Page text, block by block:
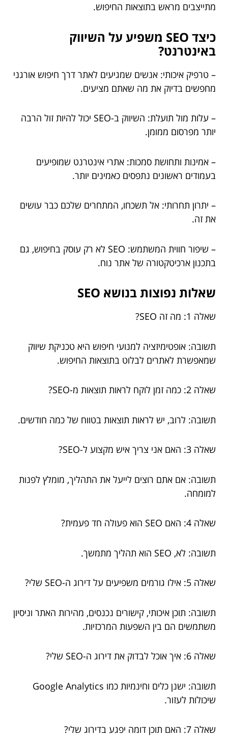
מתייצבים מראש בתוצאות החיפוש.
כיצד SEO משפיע על השיווק
באינטרנט?
– טרפיק איכותי: אנשים שמגיעים לאתר דרך חיפוש אורגני
מחפשים בדיוק את מה שאתם מציעים.
– עלות מול תועלת: השיווק ב-SEO יכול להיות זול הרבה
יותר מפרסום ממומן.
– אמינות ותחושת סמכות: אתרי אינטרנט שמופיעים
בעמודים ראשונים נתפסים כאמינים יותר.
– יתרון תחרותי: אל תשכחו, המתחרים שלכם כבר עושים
את זה.
– שיפור חווית המשתמש: SEO לא רק עוסק בחיפוש, גם
בתכנון ארכיטקטורה של אתר נוח.
שאלות נפוצות בנושא SEO
שאלה 1: מה זה SEO?
תשובה: אופטימיזציה למנועי חיפוש היא טכניקת שיווק
שמאפשרת לאתרים לבלוט בתוצאות החיפוש.
שאלה 2: כמה זמן לוקח לראות תוצאות מ-SEO?
תשובה: לרוב, יש לראות תוצאות בטווח של כמה חודשים.
שאלה 3: האם אני צריך איש מקצוע ל-SEO?
תשובה: אם אתם רוצים לייעל את התהליך, מומלץ לפנות
למומחה.
שאלה 4: האם SEO הוא פעולה חד פעמית?
תשובה: לא, SEO הוא תהליך מתמשך.
שאלה 5: אילו גורמים משפיעים על דירוג ה-SEO שלי?
תשובה: תוכן איכותי, קישורים נכנסים, מהירות האתר וניסיון
משתמשים הם בין השפעות המרכזיות.
שאלה 6: איך אוכל לבדוק את דירוג ה-SEO שלי?
תשובה: ישנן כלים וחינמיות כמו Google Analytics
שיכולות לעזור.
שאלה 7: האם תוכן דומה יפגע בדירוג שלי?